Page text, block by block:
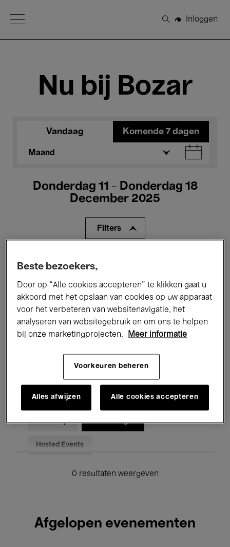
Open Menu
Zoeken
Inloggen
Nu bij Bozar
Vandaag Komende 7 dagen
Maand
Donderdag 11 - Donderdag 18
December 2025
Filters
Alle evenementen
Tentoonstellingen Films
Performances Lezingen & Debatten
Jazz Klassieke Muziek Global Music
Elektronische Muziek
Voor iedereen Kids’ Palace
Onderwijs Rondleidingen
Hosted Events
0 resultaten weergeven
Afgelopen evenementen
Beste bezoekers,
Door op “Alle cookies accepteren” te klikken gaat u
akkoord met het opslaan van cookies op uw apparaat
voor het verbeteren van websitenavigatie, het
analyseren van websitegebruik en om ons te helpen
bij onze marketingprojecten.
Meer informatie
Voorkeuren beheren
Alles afwijzen Alle cookies accepteren